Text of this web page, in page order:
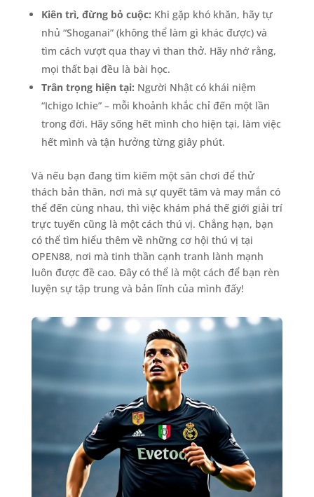
Kiên trì, đừng bỏ cuộc: Khi gặp khó khăn, hãy tự
nhủ “Shoganai” (không thể làm gì khác được) và
tìm cách vượt qua thay vì than thở. Hãy nhớ rằng,
mọi thất bại đều là bài học.
Trân trọng hiện tại: Người Nhật có khái niệm
“Ichigo Ichie” – mỗi khoảnh khắc chỉ đến một lần
trong đời. Hãy sống hết mình cho hiện tại, làm việc
hết mình và tận hưởng từng giây phút.
Và nếu bạn đang tìm kiếm một sân chơi để thử
thách bản thân, nơi mà sự quyết tâm và may mắn có
thể đến cùng nhau, thì việc khám phá thế giới giải trí
trực tuyến cũng là một cách thú vị. Chẳng hạn, bạn
có thể tìm hiểu thêm về những cơ hội thú vị tại
OPEN88, nơi mà tinh thần cạnh tranh lành mạnh
luôn được đề cao. Đây có thể là một cách để bạn rèn
luyện sự tập trung và bản lĩnh của mình đấy!